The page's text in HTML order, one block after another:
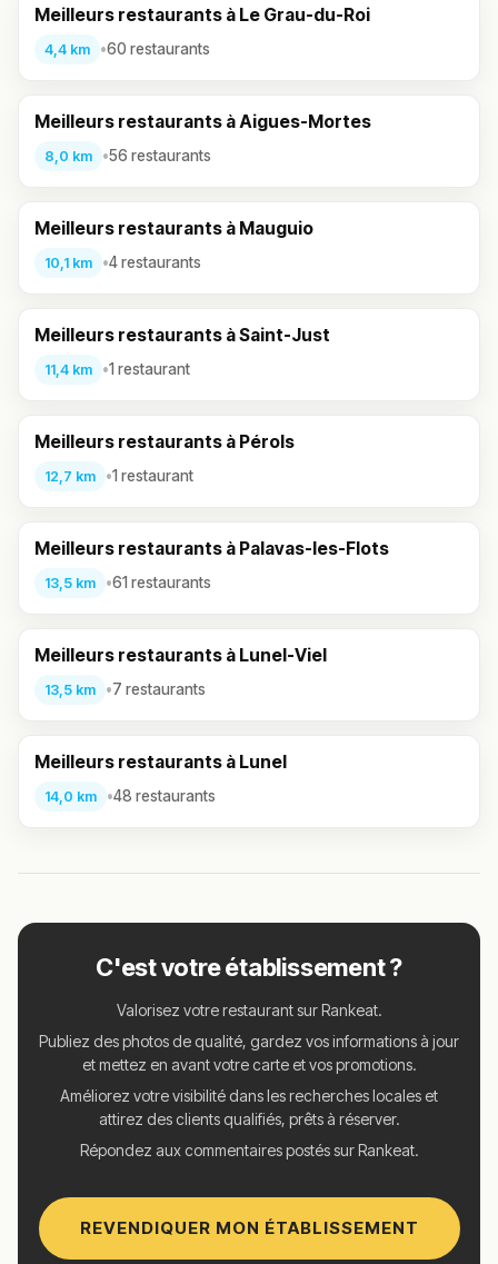
Meilleurs restaurants à Le Grau-du-Roi
4,4 km •60 restaurants
Meilleurs restaurants à Aigues-Mortes
8,0 km •56 restaurants
Meilleurs restaurants à Mauguio
10,1 km •4 restaurants
Meilleurs restaurants à Saint-Just
11,4 km •1 restaurant
Meilleurs restaurants à Pérols
12,7 km •1 restaurant
Meilleurs restaurants à Palavas-les-Flots
13,5 km •61 restaurants
Meilleurs restaurants à Lunel-Viel
13,5 km •7 restaurants
Meilleurs restaurants à Lunel
14,0 km •48 restaurants
C'est votre établissement ?
Valorisez votre restaurant sur Rankeat.
Publiez des photos de qualité, gardez vos informations à jour
et mettez en avant votre carte et vos promotions.
Améliorez votre visibilité dans les recherches locales et
attirez des clients qualifiés, prêts à réserver.
Répondez aux commentaires postés sur Rankeat.
REVENDIQUER MON ÉTABLISSEMENT